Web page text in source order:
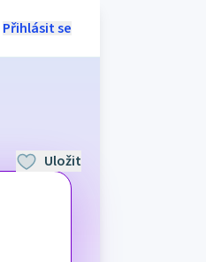
Přihlásit se
Uložit